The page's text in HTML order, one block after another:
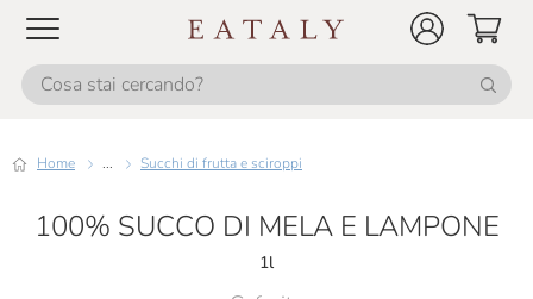
Home ... Succhi di frutta e sciroppi
100% SUCCO DI MELA E LAMPONE
1l